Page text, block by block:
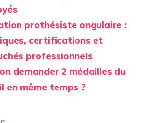
prothésiste ongulaire :
certifications et
professionnels
demander 2 médailles du
en même temps ?